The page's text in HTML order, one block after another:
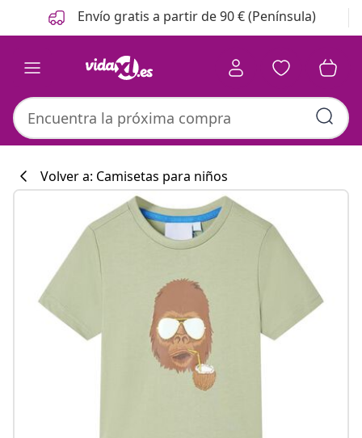
Anterior
Siguiente Envío gratis a partir de 90 € (Península)
#sharemevidaxl
Colección de
Volver a: Camisetas para niños